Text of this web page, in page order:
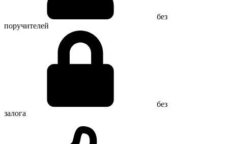
без
поручителей
без
залога